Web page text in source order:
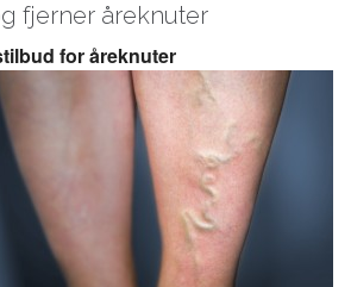
fjerner åreknuter
for åreknuter